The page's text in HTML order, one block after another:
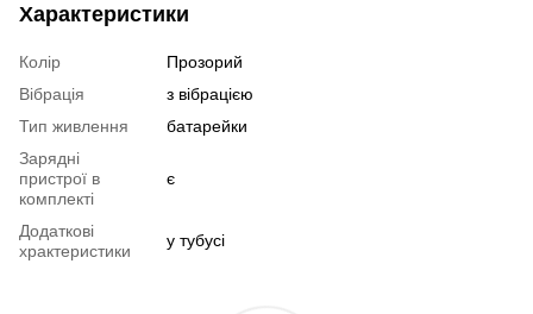
Характеристики
Колір
Прозорий
Вібрація
з вібрацією
Тип живлення
батарейки
Зарядні
пристрої в
комплекті
є
Додаткові
храктеристики
у тубусі